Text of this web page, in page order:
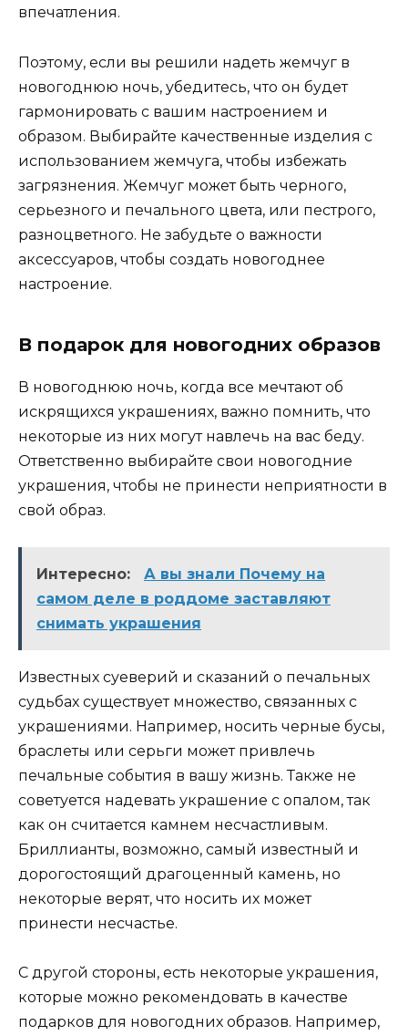
впечатления.
Поэтому, если вы решили надеть жемчуг в
новогоднюю ночь, убедитесь, что он будет
гармонировать с вашим настроением и
образом. Выбирайте качественные изделия с
использованием жемчуга, чтобы избежать
загрязнения. Жемчуг может быть черного,
серьезного и печального цвета, или пестрого,
разноцветного. Не забудьте о важности
аксессуаров, чтобы создать новогоднее
настроение.
В подарок для новогодних образов
В новогоднюю ночь, когда все мечтают об
искрящихся украшениях, важно помнить, что
некоторые из них могут навлечь на вас беду.
Ответственно выбирайте свои новогодние
украшения, чтобы не принести неприятности в
свой образ.
Интересно:
А вы знали Почему на
самом деле в роддоме заставляют
снимать украшения
Известных суеверий и сказаний о печальных
судьбах существует множество, связанных с
украшениями. Например, носить черные бусы,
браслеты или серьги может привлечь
печальные события в вашу жизнь. Также не
советуется надевать украшение с опалом, так
как он считается камнем несчастливым.
Бриллианты, возможно, самый известный и
дорогостоящий драгоценный камень, но
некоторые верят, что носить их может
принести несчастье.
С другой стороны, есть некоторые украшения,
которые можно рекомендовать в качестве
подарков для новогодних образов. Например,